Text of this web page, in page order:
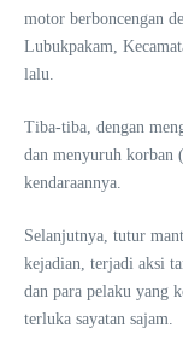
motor berboncengan
Lubukpakam,
lalu.
Tiba-tiba, dengan
dan menyuruh korban
kendaraannya.
Selanjutnya, tutur
kejadian, terjadi aksi
dan para pelaku yang
terluka sayatan sajam.